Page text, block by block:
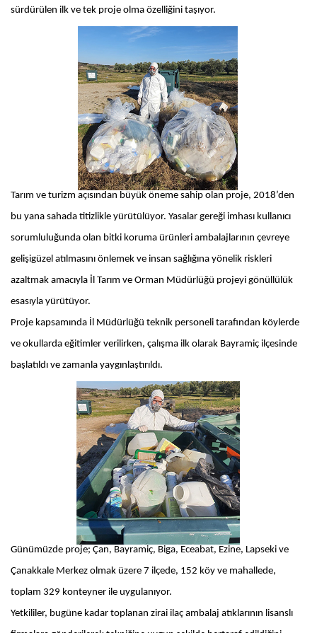
sürdürülen ilk ve tek proje olma özelliğini taşıyor.
Tarım ve turizm açısından büyük öneme sahip olan proje, 2018’den
bu yana sahada titizlikle yürütülüyor. Yasalar gereği imhası kullanıcı
sorumluluğunda olan bitki koruma ürünleri ambalajlarının çevreye
gelişigüzel atılmasını önlemek ve insan sağlığına yönelik riskleri
azaltmak amacıyla İl Tarım ve Orman Müdürlüğü projeyi gönüllülük
esasıyla yürütüyor.
Proje kapsamında İl Müdürlüğü teknik personeli tarafından köylerde
ve okullarda eğitimler verilirken, çalışma ilk olarak Bayramiç ilçesinde
başlatıldı ve zamanla yaygınlaştırıldı.
Günümüzde proje; Çan, Bayramiç, Biga, Eceabat, Ezine, Lapseki ve
Çanakkale Merkez olmak üzere 7 ilçede, 152 köy ve mahallede,
toplam 329 konteyner ile uygulanıyor.
Yetkililer, bugüne kadar toplanan zirai ilaç ambalaj atıklarının lisanslı